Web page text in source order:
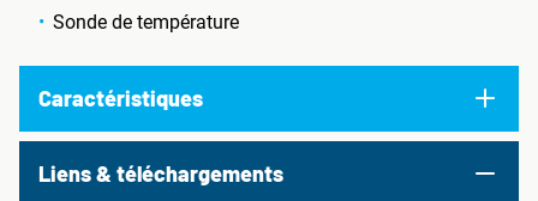
Sonde de température
Caractéristiques
Liens & téléchargements